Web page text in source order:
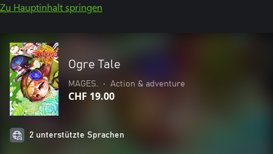
Zu Hauptinhalt springen
Ogre Tale
MAGES. • Action & adventure
CHF 19.00
2 unterstützte Sprachen